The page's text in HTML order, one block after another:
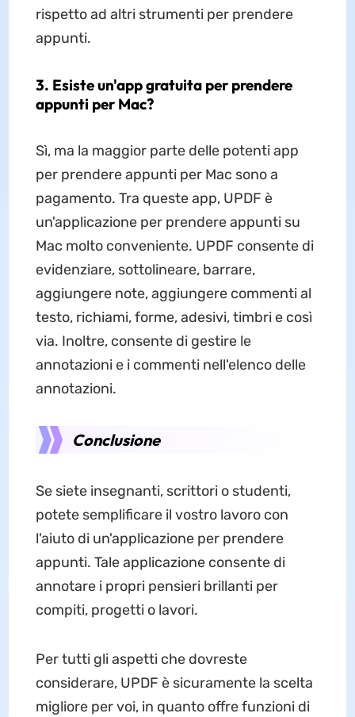
rispetto ad altri strumenti per prendere
appunti.
3. Esiste un'app gratuita per prendere
appunti per Mac?
Sì, ma la maggior parte delle potenti app
per prendere appunti per Mac sono a
pagamento. Tra queste app, UPDF è
un'applicazione per prendere appunti su
Mac molto conveniente. UPDF consente di
evidenziare, sottolineare, barrare,
aggiungere note, aggiungere commenti al
testo, richiami, forme, adesivi, timbri e così
via. Inoltre, consente di gestire le
annotazioni e i commenti nell'elenco delle
annotazioni.
Conclusione
Se siete insegnanti, scrittori o studenti,
potete semplificare il vostro lavoro con
l'aiuto di un'applicazione per prendere
appunti. Tale applicazione consente di
annotare i propri pensieri brillanti per
compiti, progetti o lavori.
Per tutti gli aspetti che dovreste
considerare, UPDF è sicuramente la scelta
migliore per voi, in quanto offre funzioni di